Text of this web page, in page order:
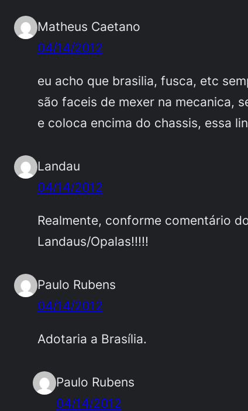
Matheus Caetano
04/14/2012
eu acho que brasilia, fusca, etc
são faceis de mexer na mecanica,
e coloca encima do chassis, essa
Landau
04/14/2012
Realmente, conforme comentário
Landaus/Opalas!!!!!
Paulo Rubens
04/14/2012
Adotaria a Brasília.
Paulo Rubens
04/14/2012